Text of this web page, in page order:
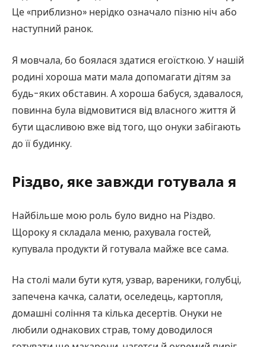
Це «приблизно» нерідко означало пізню ніч або
наступний ранок.
Я мовчала, бо боялася здатися егоїсткою. У нашій
родині хороша мати мала допомагати дітям за
будь-яких обставин. А хороша бабуся, здавалося,
повинна була відмовитися від власного життя й
бути щасливою вже від того, що онуки забігають
до її будинку.
Різдво, яке завжди готувала я
Найбільше мою роль було видно на Різдво.
Щороку я складала меню, рахувала гостей,
купувала продукти й готувала майже все сама.
На столі мали бути кутя, узвар, вареники, голубці,
запечена качка, салати, оселедець, картопля,
домашні соління та кілька десертів. Онуки не
любили однакових страв, тому доводилося